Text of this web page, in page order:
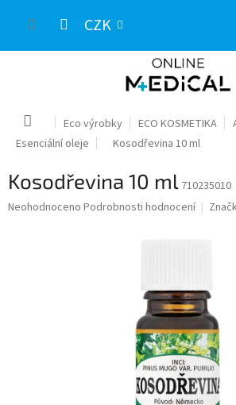
CZK
Domů Eco výrobky ECO KOSMETIKA
Esenciální oleje
Kosodřevina 10 ml
Kosodřevina 10 ml 710235010
Průměrné
Neohodnoceno Podrobnosti hodnocení